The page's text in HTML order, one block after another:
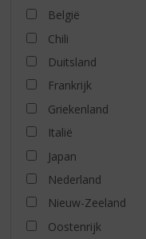
België
Chili
Duitsland
Frankrijk
Griekenland
Italië
Japan
Nederland
Nieuw-Zeeland
Oostenrijk